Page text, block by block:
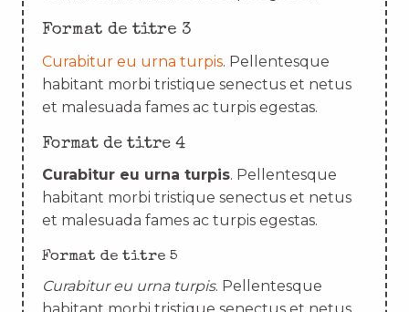
Format de titre 3
Curabitur eu urna turpis. Pellentesque
habitant morbi tristique senectus et netus
et malesuada fames ac turpis egestas.
Format de titre 4
Curabitur eu urna turpis. Pellentesque
habitant morbi tristique senectus et netus
et malesuada fames ac turpis egestas.
Format de titre 5
Curabitur eu urna turpis. Pellentesque